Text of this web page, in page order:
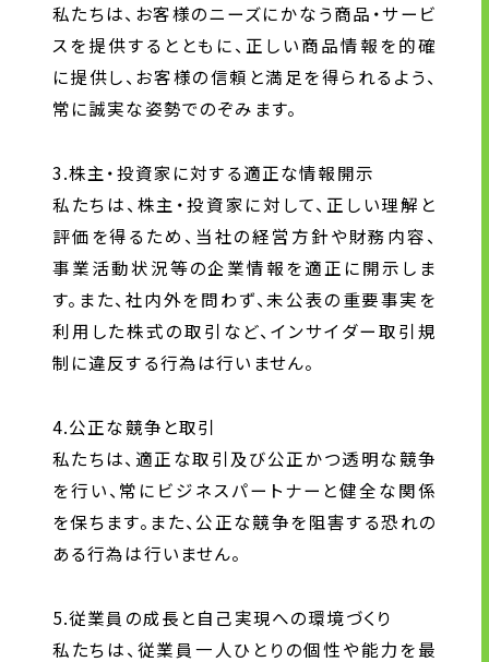
顧客情報の取り扱いについて
個人情報の取扱いについて
お問い合わせ
ソーシャルメディアポリシー
私たちは、お客様のニーズにかなう商品・サービ
スを提供するとともに、正しい商品情報を的確
に提供し、お客様の信頼と満足を得られるよう、
常に誠実な姿勢でのぞみます。
3.株主・投資家に対する適正な情報開示
私たちは、株主・投資家に対して、正しい理解と
評価を得るため、当社の経営方針や財務内容、
事業活動状況等の企業情報を適正に開示しま
す。また、社内外を問わず、未公表の重要事実を
利用した株式の取引など、インサイダー取引規
制に違反する行為は行いません。
4.公正な競争と取引
私たちは、適正な取引及び公正かつ透明な競争
を行い、常にビジネスパートナーと健全な関係
を保ちます。また、公正な競争を阻害する恐れの
ある行為は行いません。
5.従業員の成長と自己実現への環境づくり
私たちは、従業員一人ひとりの個性や能力を最